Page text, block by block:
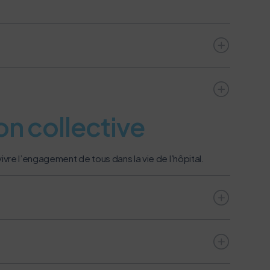
collective
l’engagement de tous dans la vie de l’hôpital.